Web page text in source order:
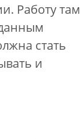
Работу там
стать
и